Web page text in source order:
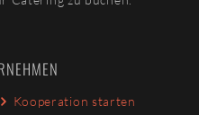
Kooperation starten